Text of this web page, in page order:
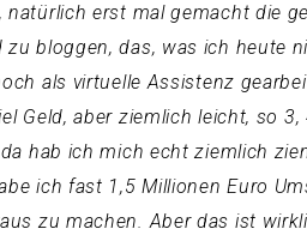
natürlich erst mal gemacht die
zu bloggen, das, was ich heute
als virtuelle Assistenz
Geld, aber ziemlich leicht, so
hab ich mich echt ziemlich
ich fast 1,5 Millionen Euro
zu machen. Aber das ist